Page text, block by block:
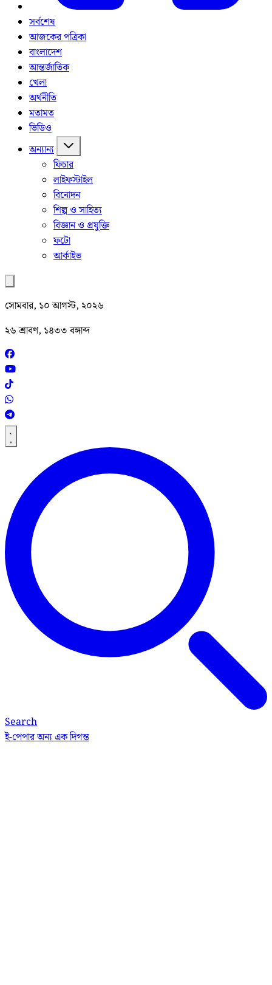
সর্বশেষ
আজকের পত্রিকা
বাংলাদেশ
আন্তর্জাতিক
খেলা
অর্থনীতি
মতামত
ভিডিও
অন্যান্য
ফিচার
লাইফস্টাইল
বিনোদন
শিল্প ও সাহিত্য
বিজ্ঞান ও প্রযুক্তি
ফটো
আর্কাইভ
সোমবার, ১০ আগস্ট, ২০২৬
২৬ শ্রাবণ, ১৪৩৩ বঙ্গাব্দ
Search
ই-পেপারঅন্য এক দিগন্ত